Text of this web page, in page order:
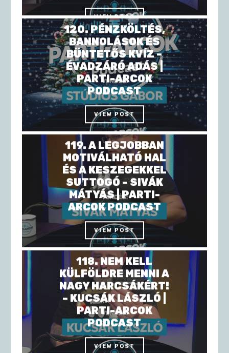
VIEW POST
120. PÉNZKÖLTÉS,
BANNOLÁSOK ÉS
BÜNTETŐS KVÍZ –
ÉVADZÁRÓ ADÁS |
PARTI-ARCOK
PODCAST
VIEW POST
119. A LEGJOBBAN
MOTIVÁLHATÓ HAL
ÉS A KESZEGEKKEL
SUTTOGÓ – SIVÁK
MÁTYÁS | PARTI-
ARCOK PODCAST
VIEW POST
118. NEM KELL
KÜLFÖLDRE MENNI A
NAGY HARCSÁKÉRT!
– KUCSÁK LÁSZLÓ |
PARTI-ARCOK
PODCAST
VIEW POST